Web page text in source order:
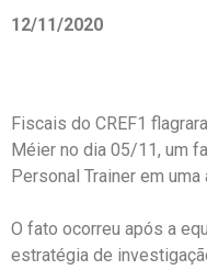
12/11/2020
Fiscais do CREF1
Méier no dia 05/11, um
Personal Trainer em
O fato ocorreu após a
estratégia de